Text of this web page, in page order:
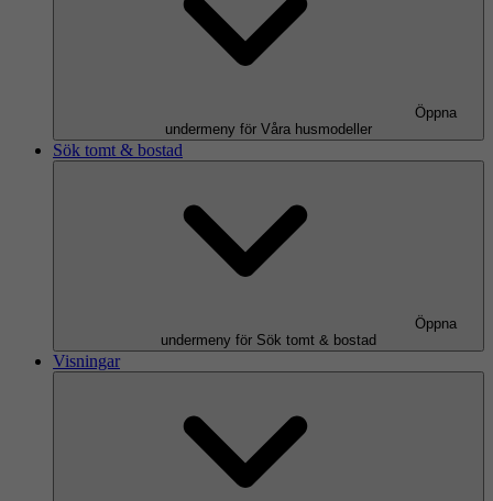
Öppna
undermeny för Våra husmodeller
Sök tomt & bostad
Öppna
undermeny för Sök tomt & bostad
Visningar